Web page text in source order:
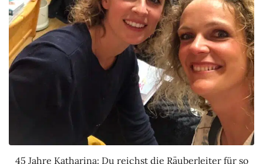
45 Jahre Katharina: Du reichst die Räuberleiter für so